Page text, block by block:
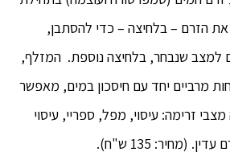
הזרם – בלחיצה – כדי להסתבן,
למצב שנבחר, בלחיצה נוספת. המזלף,
מרביים יחד עם חיסכון במים, מאפשר
זרימה: עיסוי, מפל, ספריי, עיסוי
(מחיר: 135 ש"ח).